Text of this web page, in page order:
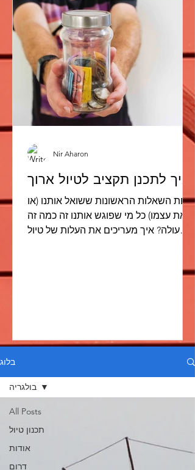
איך לתכנן תקציב לטיול ארוך
אחת השאלות הראשונות ששואל אותנו (או
את עצמו) כל מי שפוגש אותנו זה כמה זה
עולה? איך מעריכים את העלות של טיול
Nir Aharon
בלוג
All Posts
תכנון טיול
אודות
דרום
בולגריה